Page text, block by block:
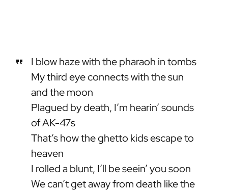
I blow haze with the pharaoh in tombs
My third eye connects with the sun
and the moon
Plagued by death, I’m hearin’ sounds
of AK-47s
That’s how the ghetto kids escape to
heaven
I rolled a blunt, I’ll be seein’ you soon
We can’t get away from death like the